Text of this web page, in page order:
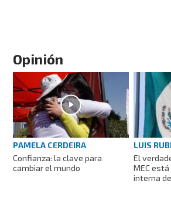
Opinión
PAMELA CERDEIRA
Confianza: la clave para
cambiar el mundo
LUIS
El
MEC
interna